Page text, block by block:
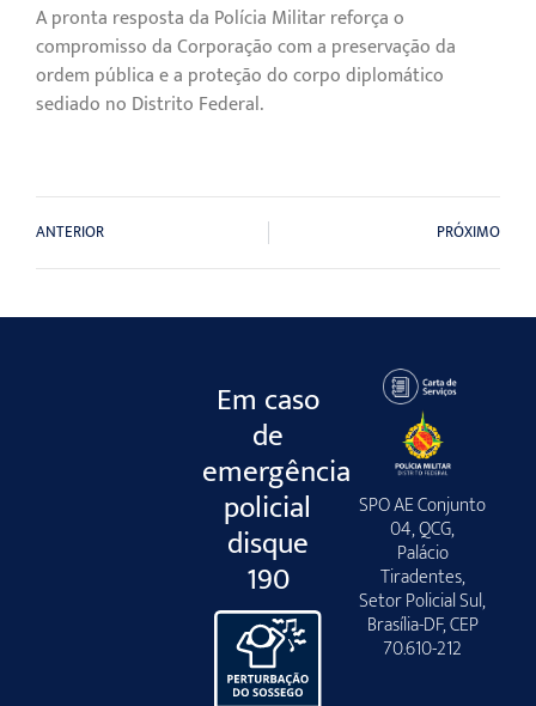
A pronta resposta da Polícia Militar reforça o
compromisso da Corporação com a preservação da
ordem pública e a proteção do corpo diplomático
sediado no Distrito Federal.
ANTERIOR PRÓXIMO
Em caso
de
emergência
policial
disque
190
SPO AE Conjunto
04, QCG,
Palácio
Tiradentes,
Setor Policial Sul,
Brasília-DF, CEP
70.610-212